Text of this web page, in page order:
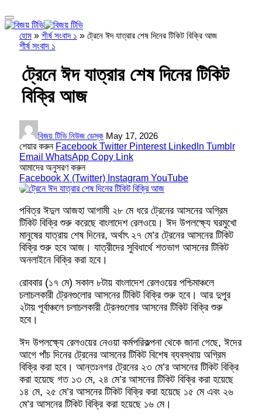
হোম » শীর্ষ সংবাদ ১ » ট্রেনে ঈদ যাত্রার শেষ দিনের টিকিট বিক্রি আজ
শীর্ষ সংবাদ ১
ট্রেনে ঈদ যাত্রার শেষ দিনের টিকিট
বিক্রি আজ
বিজয় টিভি নিউজ ডেস্ক May 17, 2026
শেয়ার করুন Facebook Twitter Pinterest LinkedIn Tumblr
Email WhatsApp Copy Link
আমাদের অনুসরণ করুন
Facebook X (Twitter) Instagram YouTube
পবিত্র ঈদুল আজহা আগামী ২৮ মে ধরে ট্রেনের আসনের অগ্রিম
টিকিট বিক্রি শুরু করেছে বাংলাদেশ রেলওয়ে। ঈদ উপলক্ষ্যে ঘরমুখো
মানুষের যাত্রায় শেষ দিনের, অর্থাৎ ২৭ মে’র ট্রেনের আসনের টিকিট
বিক্রি শুরু হবে আজ। যাত্রীদের সুবিধার্থে শতভাগ আসনের টিকিট
অনলাইনে বিক্রি করা হবে।
রোববার (১৭ মে) সকাল ৮টায় বাংলাদেশ রেলওয়ের পশ্চিমাঞ্চলে
চলাচলকারী ট্রেনগুলোর আসনের টিকিট বিক্রি শুরু হবে। আর দুপুর
২টায় পূর্বাঞ্চলে চলাচলকারী ট্রেনগুলোর আসনের টিকিট বিক্রি শুরু
হবে।
ঈদ উপলক্ষ্যে রেলওয়ের নেওয়া কর্মপরিকল্পনা থেকে জানা গেছে, ঈদের
আগে পাঁচ দিনের ট্রেনের আসনের টিকিট বিশেষ ব্যবস্থায় অগ্রিম
বিক্রি করা হবে। আন্তঃনগর ট্রেনের ২৩ মে’র আসনের টিকিট বিক্রি
করা হয়েছে গত ১৩ মে, ২৪ মে’র আসনের টিকিট বিক্রি করা হয়েছে
১৪ মে, ২৫ মে’র আসনের টিকিট বিক্রি করা হয়েছে ১৫ মে এবং ২৬
মে’র আসনের টিকিট বিক্রি করা হয়েছে ১৬ মে।